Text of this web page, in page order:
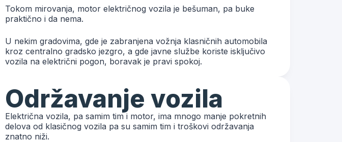
Tokom mirovanja, motor električnog vozila je bešuman, pa buke
praktično i da nema.
U nekim gradovima, gde je zabranjena vožnja klasničnih automobila
kroz centralno gradsko jezgro, a gde javne službe koriste isključivo
vozila na električni pogon, boravak je pravi spokoj.
Održavanje vozila
Električna vozila, pa samim tim i motor, ima mnogo manje pokretnih
delova od klasičnog vozila pa su samim tim i troškovi održavanja
znatno niži.